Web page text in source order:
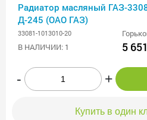
Радиатор масляный ГАЗ-
Д-245 (ОАО ГАЗ)
33081-1013010-20
В НАЛИЧИИ: 1
5
- +
Купить в один